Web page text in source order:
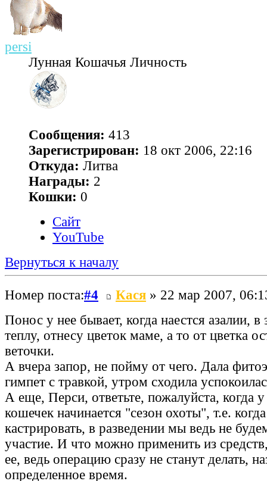
persi
Лунная Кошачья Личность
Сообщения: 413
Зарегистрирован: 18 окт 2006, 22:16
Откуда: Литва
Награды: 2
Кошки: 0
Сайт
YouTube
Вернуться к началу
Номер поста:#4 Кася » 22 мар 2007,
Понос у нее бывает, когда наестся азалии, в
теплу, отнесу цветок маме, а то от цветка
веточки.
А вчера запор, не пойму от чего. Дала
гимпет с травкой, утром сходила
А еще, Перси, ответьте, пожалуйста, когда
кошечек начинается "сезон охоты", т.е.
кастрировать, в разведении мы ведь не
участие. И что можно применить из
ее, ведь операцию сразу не станут делать,
определенное время.